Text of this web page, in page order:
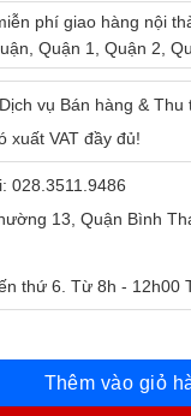
phí giao hàng nội
Quận 1, Quận 2,
vụ Bán hàng &
xuất VAT đầy đủ!
028.3511.9486
13, Quận Bình
thứ 6. Từ 8h - 12h00
(21 x 19 x 18 cm)
Thêm vào giỏ